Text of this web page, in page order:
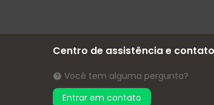
Centro de assistência e contato
Você tem alguma pergunta?
Entrar em contato